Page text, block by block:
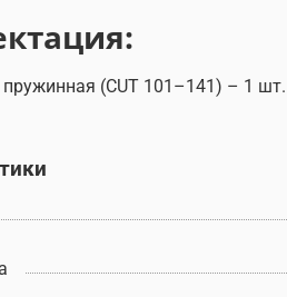
(CUT 101–141) – 1 шт.